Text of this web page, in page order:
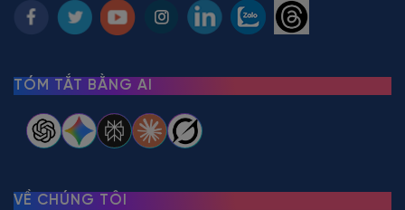
TÓM TẮT BẰNG AI
VỀ CHÚNG TÔI